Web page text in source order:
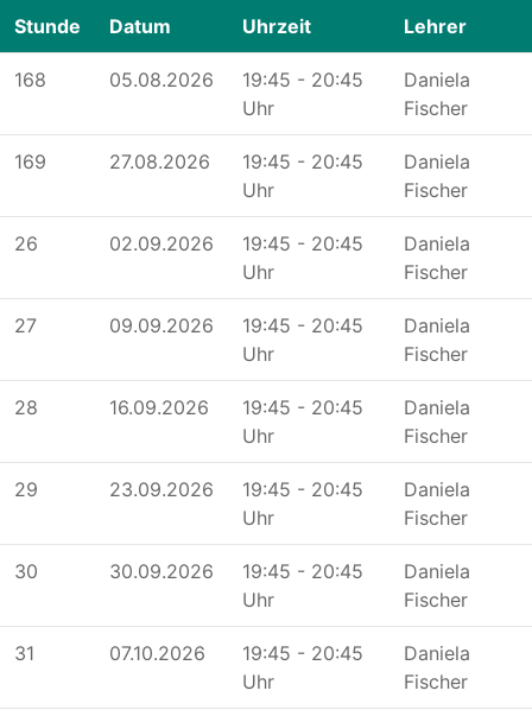
Stunde Datum Uhrzeit Lehrer
168 05.08.2026
19:45 - 20:45
Uhr
Daniela
Fischer
169 27.08.2026
19:45 - 20:45
Uhr
Daniela
Fischer
26 02.09.2026
19:45 - 20:45
Uhr
Daniela
Fischer
27 09.09.2026
19:45 - 20:45
Uhr
Daniela
Fischer
28 16.09.2026
19:45 - 20:45
Uhr
Daniela
Fischer
29 23.09.2026
19:45 - 20:45
Uhr
Daniela
Fischer
30 30.09.2026
19:45 - 20:45
Uhr
Daniela
Fischer
31 07.10.2026
19:45 - 20:45
Uhr
Daniela
Fischer